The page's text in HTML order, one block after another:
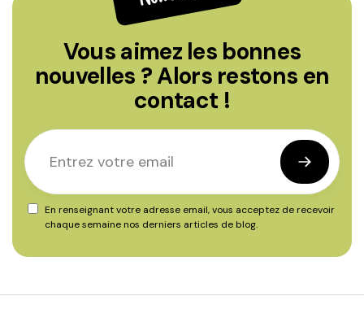
Vous aimez les bonnes
nouvelles ? Alors restons en
contact !
En renseignant votre adresse email, vous acceptez de recevoir
chaque semaine nos derniers articles de blog.